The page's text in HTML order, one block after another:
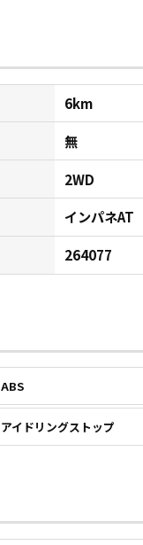
6km
無
2WD
インパネAT
264077
ABS
アイドリングストップ